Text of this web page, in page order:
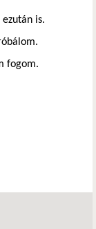
is.
fogom.